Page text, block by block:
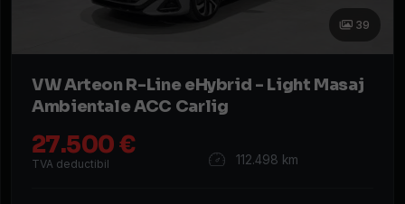
39
VW Arteon R-Line eHybrid - Light Masaj
Ambientale ACC Carlig
27.500 €
TVA deductibil 112.498 km